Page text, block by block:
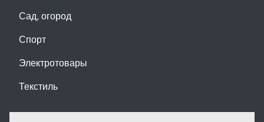
Сад, огород
Спорт
Электротовары
Текстиль